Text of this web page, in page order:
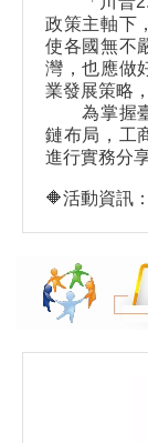
政策主軸下
使各國無不
灣，也應做
業發展策略
為掌握臺
鏈布局，工
進行實務分
🔶活動資訊：